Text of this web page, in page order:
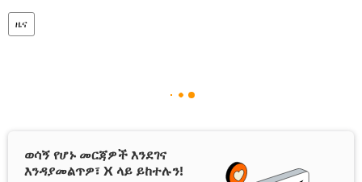
ዜና
ወሳኝ የሆኑ መርጃዎች እንደገና
እንዳያመልጥዎ፣ X ላይ ይከተሉን!